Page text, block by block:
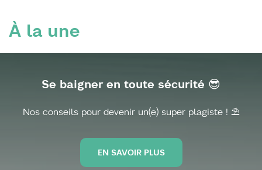
À la une
Se baigner en toute sécurité 😎
Nos conseils pour devenir un(e) super plagiste ! ⛱️
EN SAVOIR PLUS